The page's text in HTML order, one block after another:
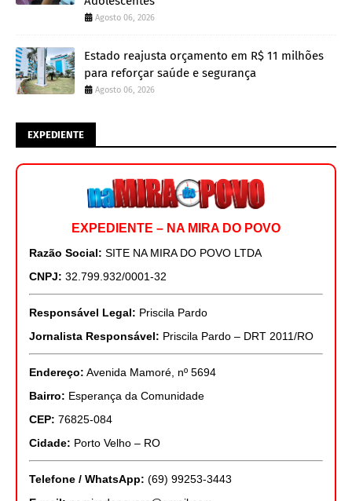
Agosto 06, 2026
Estado reajusta orçamento em R$ 11 milhões
para reforçar saúde e segurança
Agosto 06, 2026
EXPEDIENTE
EXPEDIENTE – NA MIRA DO POVO
Razão Social: SITE NA MIRA DO POVO LTDA
CNPJ: 32.799.932/0001-32
Responsável Legal: Priscila Pardo
Jornalista Responsável: Priscila Pardo – DRT 2011/RO
Endereço: Avenida Mamoré, nº 5694
Bairro: Esperança da Comunidade
CEP: 76825-084
Cidade: Porto Velho – RO
Telefone / WhatsApp: (69) 99253-3443